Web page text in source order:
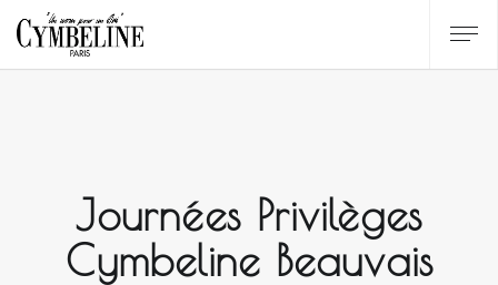
Journées Privilèges
Cymbeline Beauvais